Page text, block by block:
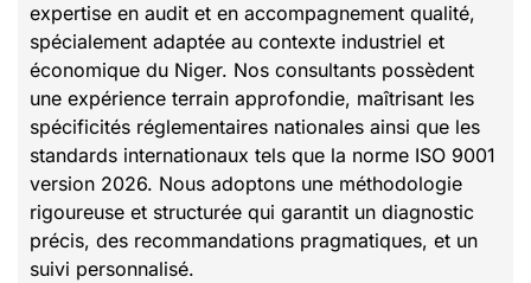
expertise en audit et en accompagnement qualité,
spécialement adaptée au contexte industriel et
économique du Niger. Nos consultants possèdent
une expérience terrain approfondie, maîtrisant les
spécificités réglementaires nationales ainsi que les
standards internationaux tels que la norme ISO 9001
version 2026. Nous adoptons une méthodologie
rigoureuse et structurée qui garantit un diagnostic
précis, des recommandations pragmatiques, et un
suivi personnalisé.